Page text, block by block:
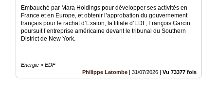
Embauché par Mara Holdings pour développer ses activités en
France et en Europe, et obtenir l’approbation du gouvernement
français pour le rachat d’Exaion, la filiale d’EDF, François Garcin
poursuit l’entreprise américaine devant le tribunal du Southern
District de New York.
Energie » EDF
Philippe Latombe | 31/07/2026 | Vu 73377 fois